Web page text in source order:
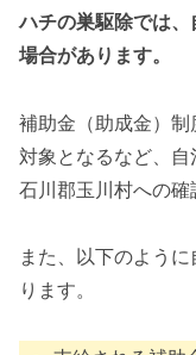
ハチの巣駆除では
場合があります。
補助金（助成金）
対象となるなど、自
石川郡玉川村への確
また、以下のよう
ります。